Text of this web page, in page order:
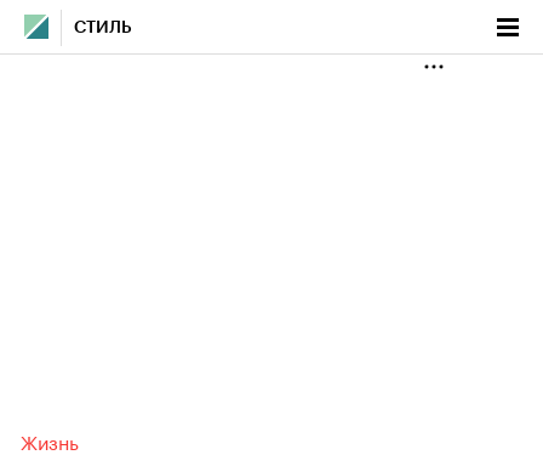
СТИЛЬ
Жизнь